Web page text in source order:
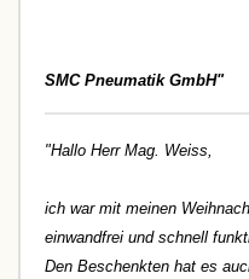
SMC Pneumatik GmbH"
"Hallo Herr Mag. Weiss,
ich war mit meinen
einwandfrei und schnell
Den Beschenkten hat es